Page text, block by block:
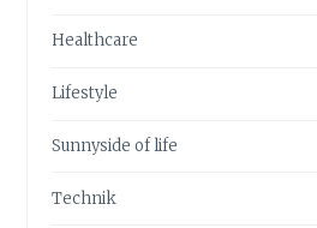
Healthcare
Lifestyle
Sunnyside of life
Technik